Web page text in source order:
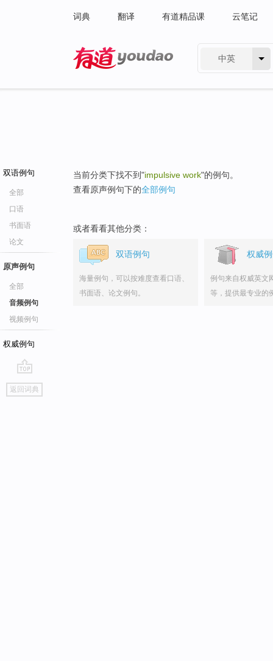
词典 翻译 有道精品课 云笔记
中英
双语例句
全部
口语
书面语
论文
原声例句
全部
音频例句
视频例句
权威例句
go
top
返回词典
当前分类下找不到"impulsive work"的例句。
查看原声例句下的全部例句
或者看看其他分类：
双语例句
海量例句，可以按难度查看口语、
书面语、论文例句。
权威
例句来自权威英文
等，提供最专业的